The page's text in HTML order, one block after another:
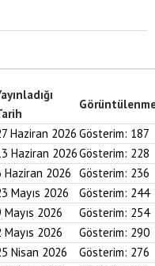
Haziran 2026 Gösterim: 187
Haziran 2026Gösterim: 228
Haziran 2026 Gösterim: 236
Mayıs 2026 Gösterim: 244
Mayıs 2026 Gösterim: 254
Mayıs 2026 Gösterim: 290
Nisan 2026 Gösterim: 276